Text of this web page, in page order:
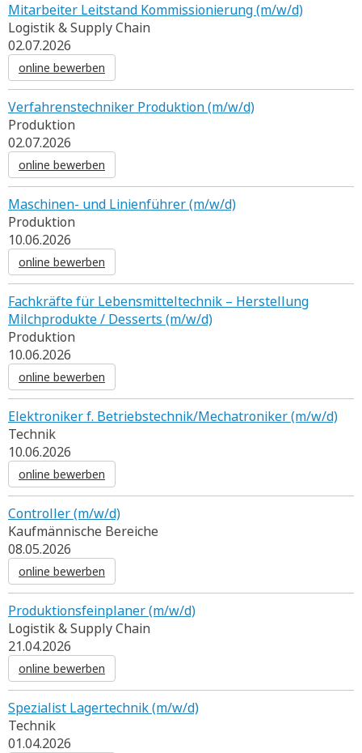
Mitarbeiter Leitstand Kommissionierung (m/w/d)
Logistik & Supply Chain
02.07.2026
online bewerben
Verfahrenstechniker Produktion (m/w/d)
Produktion
02.07.2026
online bewerben
Maschinen- und Linienführer (m/w/d)
Produktion
10.06.2026
online bewerben
Fachkräfte für Lebensmitteltechnik – Herstellung
Milchprodukte / Desserts (m/w/d)
Produktion
10.06.2026
online bewerben
Elektroniker f. Betriebstechnik/Mechatroniker (m/w/d)
Technik
10.06.2026
online bewerben
Controller (m/w/d)
Kaufmännische Bereiche
08.05.2026
online bewerben
Produktionsfeinplaner (m/w/d)
Logistik & Supply Chain
21.04.2026
online bewerben
Spezialist Lagertechnik (m/w/d)
Technik
01.04.2026